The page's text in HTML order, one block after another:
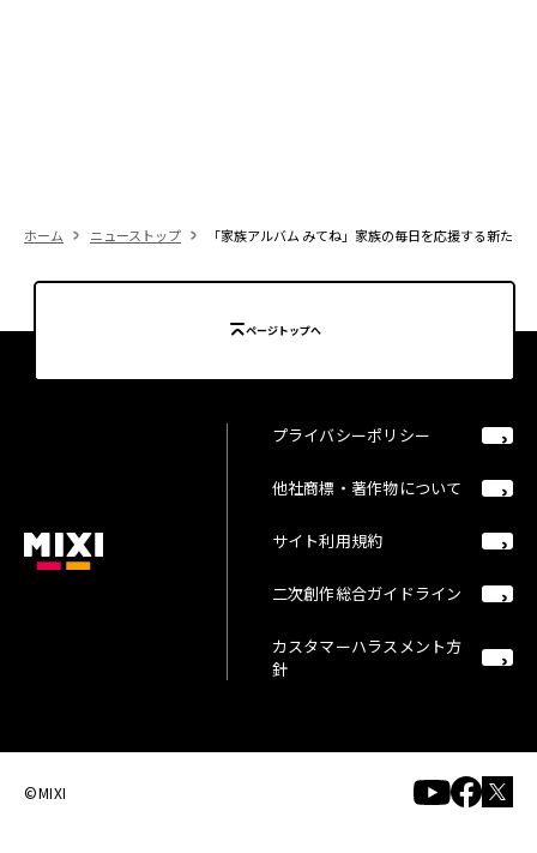
ホーム ニューストップ 「家族アルバム みてね」家族の毎日を応援する新た
ページトップへ
プライバシーポリシー
他社商標・著作物について
サイト利用規約
二次創作総合ガイドライン
カスタマーハラスメント方
針
©MIXI